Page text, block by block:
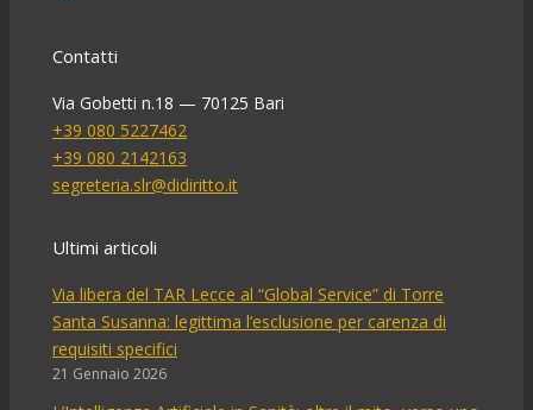
Contatti
Via Gobetti n.18 — 70125 Bari
+39 080 5227462
+39 080 2142163
segreteria.slr@didiritto.it
Ultimi articoli
Via libera del TAR Lecce al “Global Service” di Torre
Santa Susanna: legittima l’esclusione per carenza di
requisiti specifici
21 Gennaio 2026